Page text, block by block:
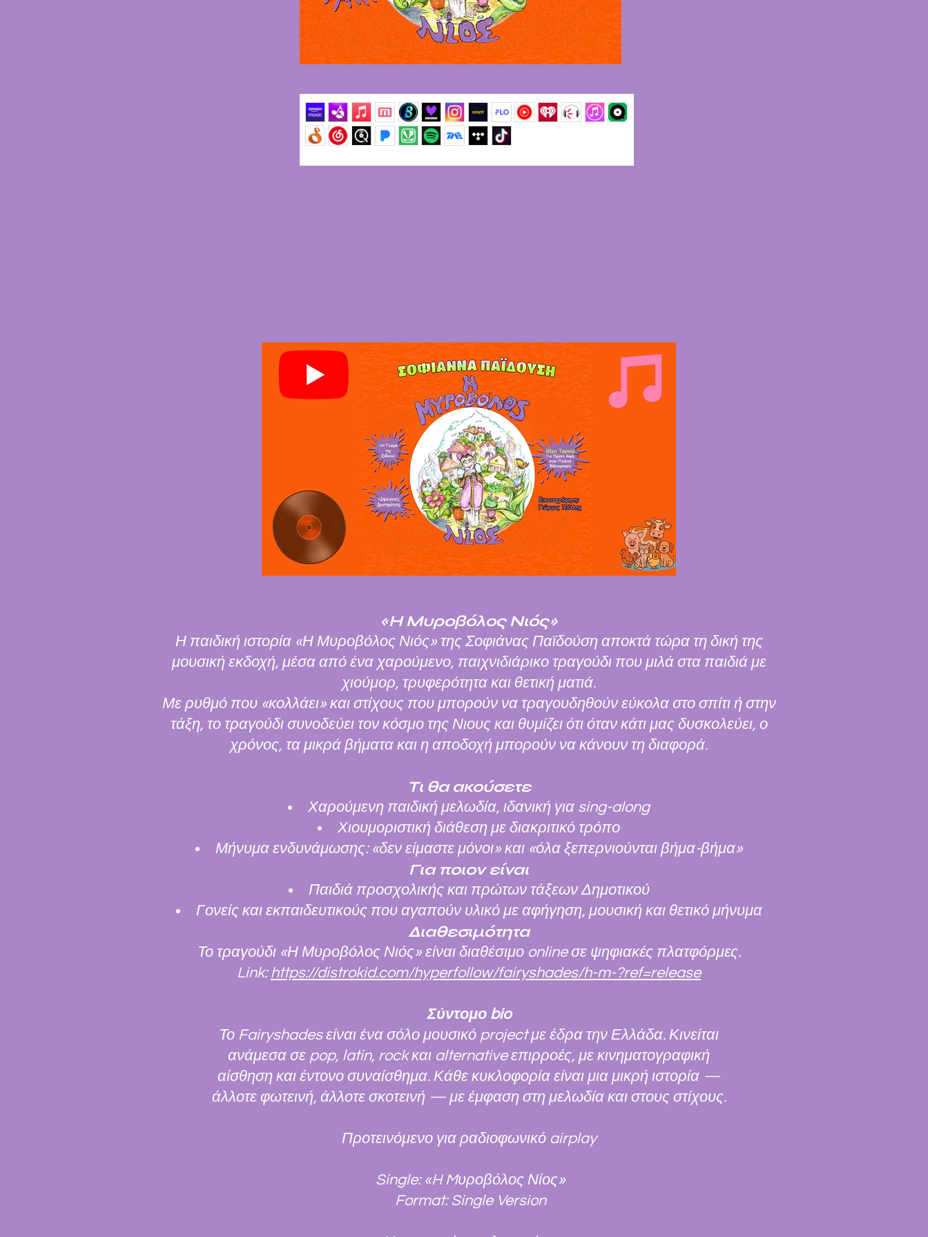
«Η Μυροβόλος Νιός»
Η παιδική ιστορία «Η Μυροβόλος Νιός» της Σοφιάνας Παϊδούση αποκτά τώρα τη δική της
μουσική εκδοχή, μέσα από ένα χαρούμενο, παιχνιδιάρικο τραγούδι που μιλά στα παιδιά με
χιούμορ, τρυφερότητα και θετική ματιά.
Με ρυθμό που «κολλάει» και στίχους που μπορούν να τραγουδηθούν εύκολα στο σπίτι ή στην
τάξη, το τραγούδι συνοδεύει τον κόσμο της Νιους και θυμίζει ότι όταν κάτι μας δυσκολεύει, ο
χρόνος, τα μικρά βήματα και η αποδοχή μπορούν να κάνουν τη διαφορά.
Τι θα ακούσετε
Χαρούμενη παιδική μελωδία, ιδανική για sing-along
Χιουμοριστική διάθεση με διακριτικό τρόπο
Μήνυμα ενδυνάμωσης: «δεν είμαστε μόνοι» και «όλα ξεπερνιούνται βήμα-βήμα»
Για ποιον είναι
Παιδιά προσχολικής και πρώτων τάξεων Δημοτικού
Γονείς και εκπαιδευτικούς που αγαπούν υλικό με αφήγηση, μουσική και θετικό μήνυμα
Διαθεσιμότητα
Το τραγούδι «Η Μυροβόλος Νιός» είναι διαθέσιμο online σε ψηφιακές πλατφόρμες.
Link:https://distrokid.com/hyperfollow/fairyshades/h-m-?ref=release
Σύντομο bio
Το Fairyshades είναι ένα σόλο μουσικό project με έδρα την Ελλάδα. Κινείται
ανάμεσα σε pop, latin, rock και alternative επιρροές, με κινηματογραφική
αίσθηση και έντονο συναίσθημα. Κάθε κυκλοφορία είναι μια μικρή ιστορία —
άλλοτε φωτεινή, άλλοτε σκοτεινή — με έμφαση στη μελωδία και στους στίχους.
Προτεινόμενο για ραδιοφωνικό airplay
Single: «H Mυροβόλος Νίος»
Format: Single Version